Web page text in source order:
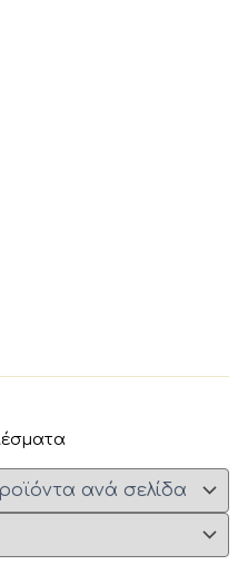
by
latest